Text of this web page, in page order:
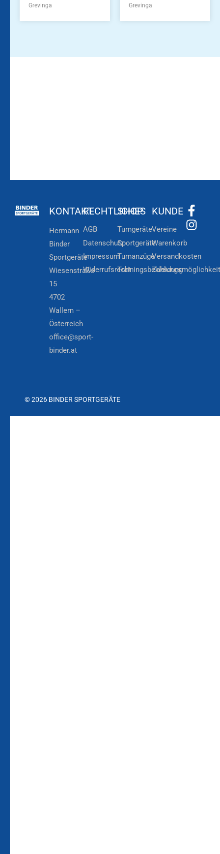
Grevinga
Grevinga
KONTAKT
Hermann
Binder
Sportgeräte
Wiesenstraße
15
4702
Wallern –
Österreich
office@sport-
binder.at
RECHTLICHES
AGB
Datenschutz
Impressum
Widerrufsrecht
SHOP
Turngeräte
Sportgeräte
Turnanzüge
Trainingsbekleidung
KUNDE
Vereine
Warenkorb
Versandkosten
© 2026 BINDER SPORTGERÄTE